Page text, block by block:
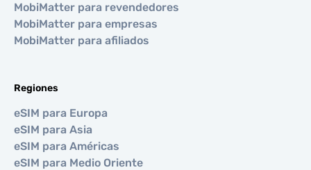
MobiMatter para revendedores
MobiMatter para empresas
MobiMatter para afiliados
Regiones
eSIM para Europa
eSIM para Asia
eSIM para Américas
eSIM para Medio Oriente